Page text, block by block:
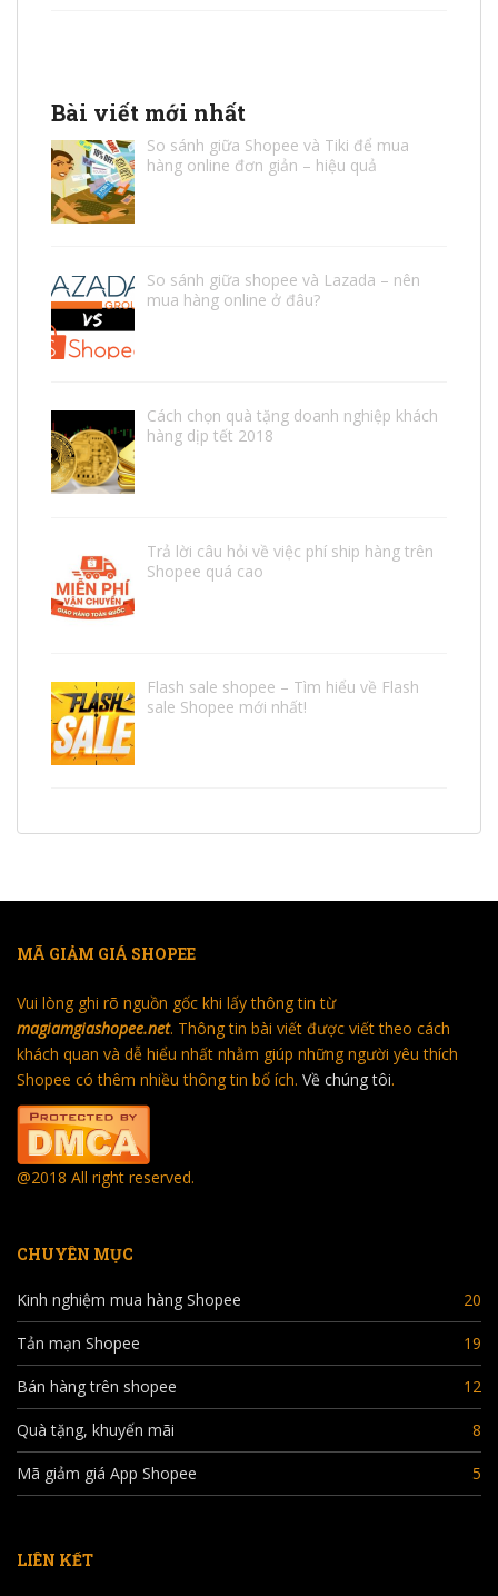
Bài viết mới nhất
So sánh giữa Shopee và Tiki để mua
hàng online đơn giản – hiệu quả
So sánh giữa shopee và Lazada – nên
mua hàng online ở đâu?
Cách chọn quà tặng doanh nghiệp khách
hàng dịp tết 2018
Trả lời câu hỏi về việc phí ship hàng trên
Shopee quá cao
Flash sale shopee – Tìm hiểu về Flash
sale Shopee mới nhất!
MÃ GIẢM GIÁ SHOPEE
Vui lòng ghi rõ nguồn gốc khi lấy thông tin từ
magiamgiashopee.net. Thông tin bài viết được viết theo cách
khách quan và dễ hiểu nhất nhằm giúp những người yêu thích
Shopee có thêm nhiều thông tin bổ ích. Về chúng tôi.
@2018 All right reserved.
CHUYÊN MỤC
Kinh nghiệm mua hàng Shopee 20
Tản mạn Shopee 19
Bán hàng trên shopee 12
Quà tặng, khuyến mãi 8
Mã giảm giá App Shopee 5
LIÊN KẾT